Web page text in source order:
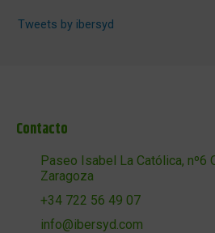
Tweets by ibersyd
Contacto
Paseo Isabel La Católica, nº6
Zaragoza
+34 722 56 49 07
info@ibersyd.com